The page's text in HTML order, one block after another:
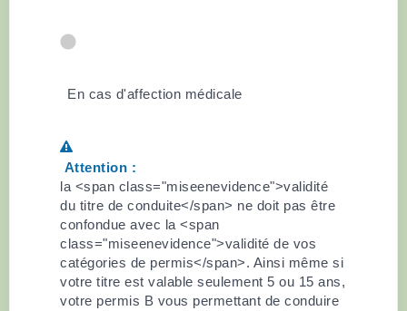
En cas d'affection médicale
Attention :
la <span class="miseenevidence">validité
du titre de conduite</span> ne doit pas être
confondue avec la <span
class="miseenevidence">validité de vos
catégories de permis</span>. Ainsi même si
votre titre est valable seulement 5 ou 15 ans,
votre permis B vous permettant de conduire